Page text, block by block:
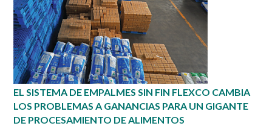
EL SISTEMA DE EMPALMES SIN FIN FLEXCO CAMBIA
LOS PROBLEMAS A GANANCIAS PARA UN GIGANTE
DE PROCESAMIENTO DE ALIMENTOS